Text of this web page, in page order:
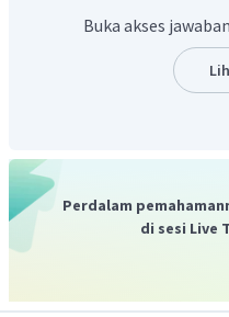
Buka akses
Perdalam
di sesi Live